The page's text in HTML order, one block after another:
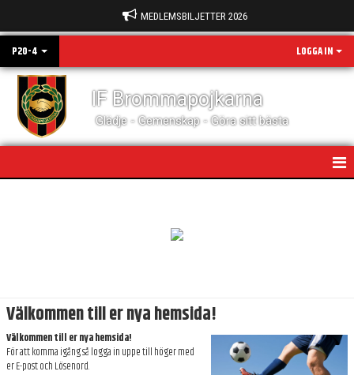
MEDLEMSBILJETTER 2026
P20-4 LOGGA IN
IF Brommapojkarna
Glädje - Gemenskap - Göra sitt bästa
TRUPPEN
BILDGALLERI
Välkommen till er nya hemsida!
Välkommen till er nya hemsida!
För att komma igång så logga in uppe till höger med
er E-post och Lösenord.